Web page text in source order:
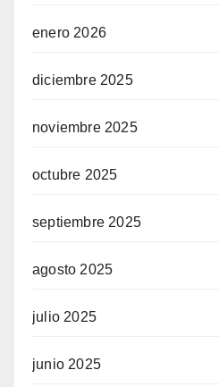
enero 2026
diciembre 2025
noviembre 2025
octubre 2025
septiembre 2025
agosto 2025
julio 2025
junio 2025